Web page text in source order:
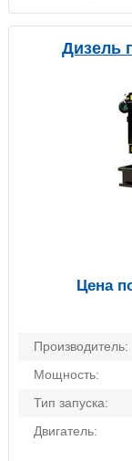
Дизель
Производитель:
Мощность:
Тип запуска:
Двигатель:
Цена